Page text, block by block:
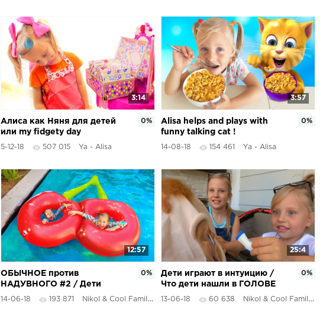
3:14
Алиса как Няня для детей
или my fidgety day
5-12-18 507 015 Ya - Alisa
0%
3:57
Alisa helps and plays with
funny talking cat !
14-08-18 154 461 Ya - Alisa
0%
12:57
ОБЫЧНОЕ против
НАДУВНОГО #2 / Дети
играют в БАССЕЙНЕ с
14-06-18 193 871 Nikol & Cool Family
0%
25:4
Дети играют в интуицию /
Что дети нашли в ГОЛОВЕ
вместо МОЗГОВ / Николь и
13-06-18 60 638 Nikol & Cool Family
0%